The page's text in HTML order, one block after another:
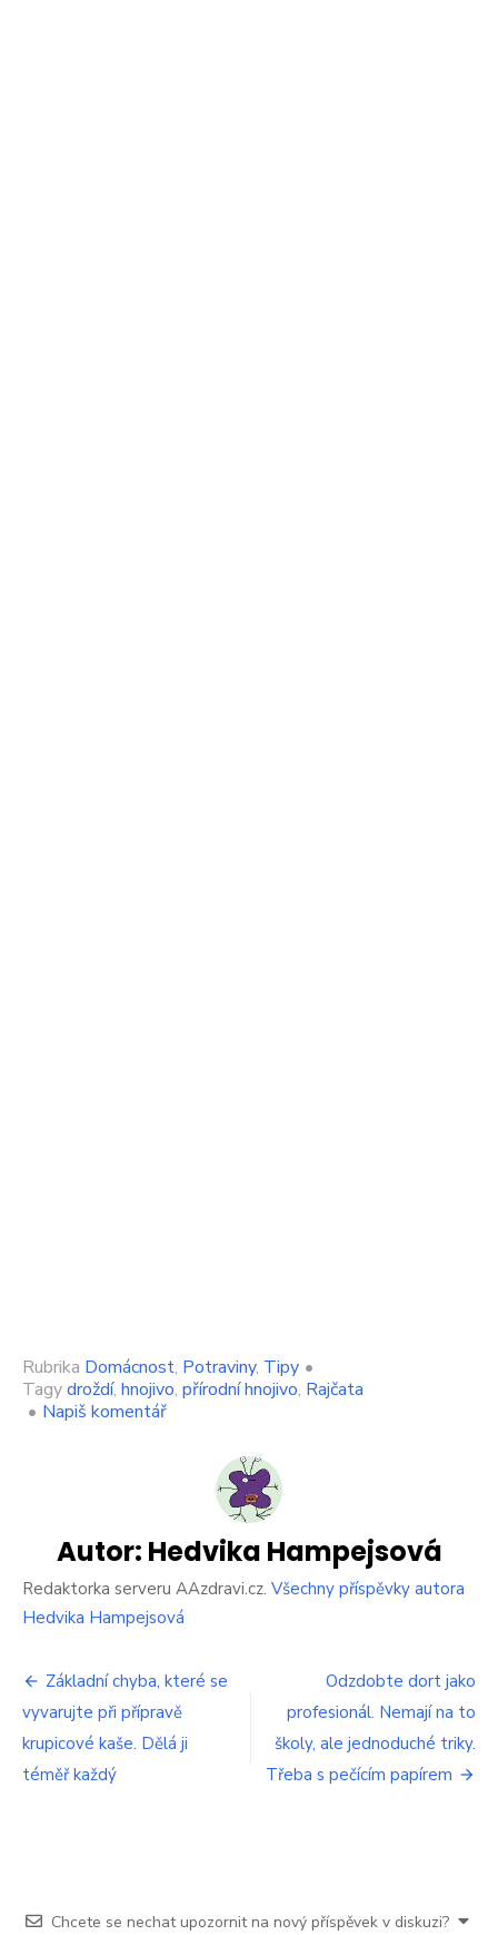
Rubrika Domácnost, Potraviny, Tipy •
Tagydroždí, hnojivo, přírodní hnojivo, Rajčata
• Napiš komentářon
nejvíce
jste
kdy
měli.
Díky
Autor: Hedvika Hampejsová
Redaktorka serveru AAzdravi.cz. Všechny příspěvky autora
Hedvika Hampejsová
Navigace
pro
příspěvek
Základní chyba, které se
vyvarujte při přípravě
krupicové kaše. Dělá ji
téměř každý
Odzdobte dort jako
profesionál. Nemají na to
školy, ale jednoduché triky.
Třeba s pečícím papírem
Chcete se nechat upozornit na nový příspěvek v diskuzi?